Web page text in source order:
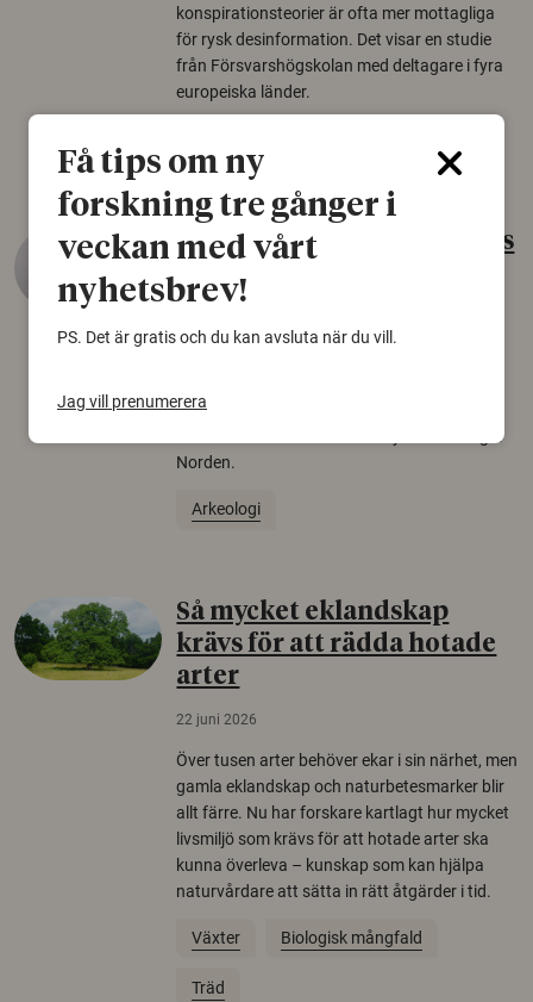
konspirationsteorier är ofta mer mottagliga
för rysk desinformation. Det visar en studie
från Försvarshögskolan med deltagare i fyra
europeiska länder.
Gammalt skinn var Sveriges
äldsta sko
gammal sko. Fyndet bär spår av romerskt
skomode och beskrivs som mycket ovanligt i
Norden.
Arkeologi
Så mycket eklandskap
krävs för att rädda hotade
arter
22 juni 2026
Över tusen arter behöver ekar i sin närhet, men
gamla eklandskap och naturbetesmarker blir
allt färre. Nu har forskare kartlagt hur mycket
livsmiljö som krävs för att hotade arter ska
kunna överleva – kunskap som kan hjälpa
naturvårdare att sätta in rätt åtgärder i tid.
Växter Biologisk mångfald
Träd
Få tips om ny
forskning tre gånger i
veckan med vårt
nyhetsbrev!
PS. Det är gratis och du kan avsluta när du vill.
Jag vill prenumerera